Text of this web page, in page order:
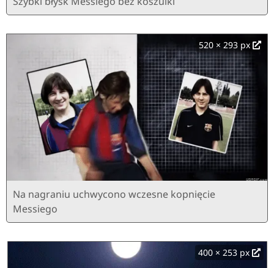
520 × 293 px
Na nagraniu uchwycono wczesne kopnięcie
Messiego
400 × 253 px